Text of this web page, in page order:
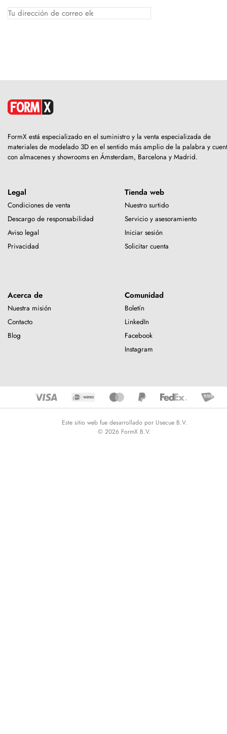
FormX está especializado en el suministro y la venta especializada de
materiales de modelado 3D en el sentido más amplio de la palabra y
con almacenes y showrooms en Ámsterdam, Barcelona y Madrid.
Legal
Condiciones de venta
Descargo de responsabilidad
Aviso legal
Privacidad
Tienda web
Nuestro surtido
Servicio y asesoramiento
Iniciar sesión
Solicitar cuenta
Acerca de
Nuestra misión
Contacto
Blog
Comunidad
Boletín
LinkedIn
Facebook
Instagram
Este sitio web fue desarrollado por Usecue B.V.
© 2026 FormX B.V.